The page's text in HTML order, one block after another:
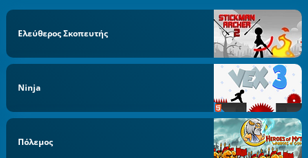
Ελεύθερος Σκοπευτής
Ninja
Πόλεμος